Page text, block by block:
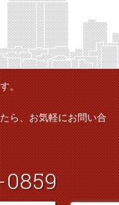
。
ら、お気軽にお問い合